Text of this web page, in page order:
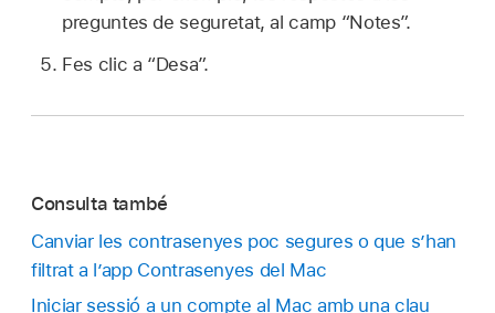
preguntes de seguretat, al camp “Notes”.
Fes clic a “Desa”.
Consulta també
Canviar les contrasenyes poc segures o que s’han
filtrat a l’app Contrasenyes del Mac
Iniciar sessió a un compte al Mac amb una clau